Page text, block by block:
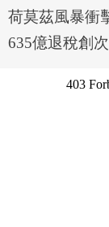
荷莫茲風暴衝
635億退稅創